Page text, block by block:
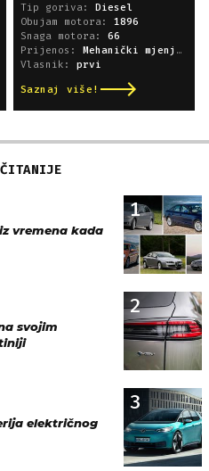
Tip goriva: Diesel
Obujam motora: 1896
Snaga motora: 66
Prijenos: Mehanički mjenjač
Vlasnik: prvi
Saznaj više!
1
vremena kada
2
svojim
3
električnog